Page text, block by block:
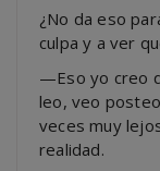
¿No da eso
culpa y a ver
—Eso yo creo
leo, veo
veces muy
realidad.